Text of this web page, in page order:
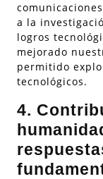
a la
logros
mejorado
permitido
tecnológicos.
4.